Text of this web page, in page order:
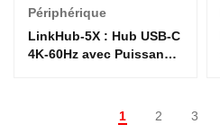
Périphérique
LinkHub-5X : Hub USB-C
4K-60Hz avec Puissance
1 2 3